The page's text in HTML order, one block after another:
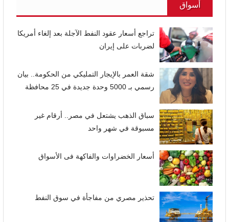
أسواق
تراجع أسعار عقود النفط الآجلة بعد إلغاء أمريكا
لضربات على إيران
شقة العمر بالإيجار التمليكي من الحكومة.. بيان
رسمي بـ 5000 وحدة جديدة في 25 محافظة
سباق الذهب يشتعل في مصر.. أرقام غير
مسبوقة في شهر واحد
أسعار الخضراوات والفاكهة فى الأسواق
تحذير مصري من مفاجأة في سوق النفط